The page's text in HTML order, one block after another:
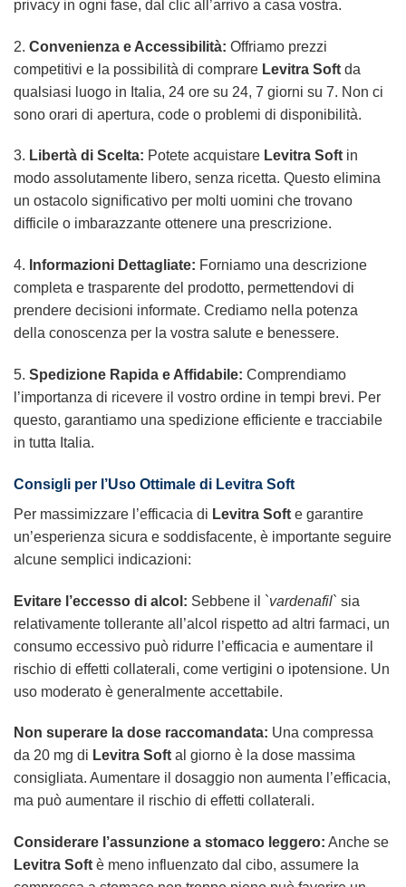
privacy in ogni fase, dal clic all’arrivo a casa vostra.
2. Convenienza e Accessibilità: Offriamo prezzi
competitivi e la possibilità di comprare Levitra Soft da
qualsiasi luogo in Italia, 24 ore su 24, 7 giorni su 7. Non ci
sono orari di apertura, code o problemi di disponibilità.
3. Libertà di Scelta: Potete acquistare Levitra Soft in
modo assolutamente libero, senza ricetta. Questo elimina
un ostacolo significativo per molti uomini che trovano
difficile o imbarazzante ottenere una prescrizione.
4. Informazioni Dettagliate: Forniamo una descrizione
completa e trasparente del prodotto, permettendovi di
prendere decisioni informate. Crediamo nella potenza
della conoscenza per la vostra salute e benessere.
5. Spedizione Rapida e Affidabile: Comprendiamo
l’importanza di ricevere il vostro ordine in tempi brevi. Per
questo, garantiamo una spedizione efficiente e tracciabile
in tutta Italia.
Consigli per l’Uso Ottimale di Levitra Soft
Per massimizzare l’efficacia di Levitra Soft e garantire
un’esperienza sicura e soddisfacente, è importante seguire
alcune semplici indicazioni:
Evitare l’eccesso di alcol: Sebbene il `vardenafil` sia
relativamente tollerante all’alcol rispetto ad altri farmaci, un
consumo eccessivo può ridurre l’efficacia e aumentare il
rischio di effetti collaterali, come vertigini o ipotensione. Un
uso moderato è generalmente accettabile.
Non superare la dose raccomandata: Una compressa
da 20 mg di Levitra Soft al giorno è la dose massima
consigliata. Aumentare il dosaggio non aumenta l’efficacia,
ma può aumentare il rischio di effetti collaterali.
Considerare l’assunzione a stomaco leggero: Anche se
Levitra Soft è meno influenzato dal cibo, assumere la